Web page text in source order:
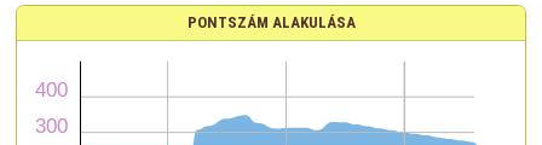
PONTSZÁM ALAKULÁSA